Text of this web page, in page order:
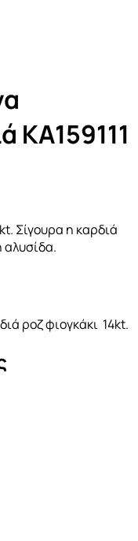
KA159111
Σίγουρα η καρδιά
αλυσίδα.
ροζ φιογκάκι 14kt.